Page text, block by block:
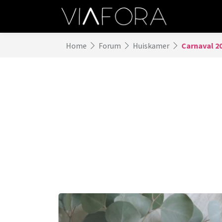
Home Forum Huiskamer Carnaval